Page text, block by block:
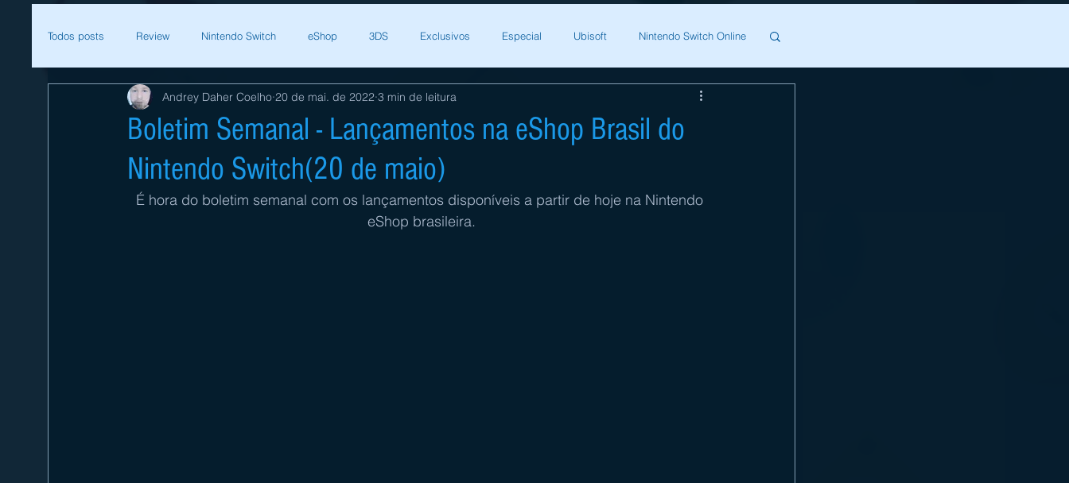
Todos posts Review Nintendo Switch eShop 3DS Exclusivos Especial Ubisoft Nintendo Switch Online
Mega Man Zelda Bethesda Capcom Square Enix
Sessão Retro Final Fantasy Xenoblade THQ Nordic Bandai Namco
Nintendo Switch THQ Nordic
Boletim Semanal - Lançamentos na eShop Brasil do
Nintendo Switch(20 de maio)
Andrey Daher Coelho 20 de mai. de 2022 3 min de leitura
É hora do boletim semanal com os lançamentos disponíveis a partir de hoje na Nintendo
eShop brasileira.